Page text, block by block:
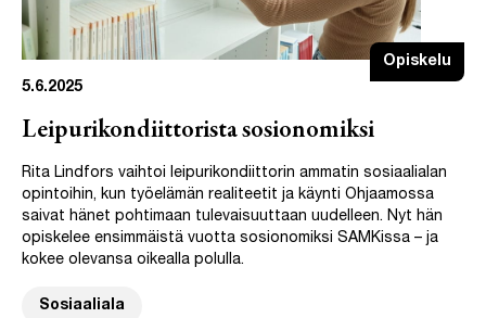
Opiskelu
5.6.2025
Leipurikondiittorista sosionomiksi
Rita Lindfors vaihtoi leipurikondiittorin ammatin sosiaalialan
opintoihin, kun työelämän realiteetit ja käynti Ohjaamossa
saivat hänet pohtimaan tulevaisuuttaan uudelleen. Nyt hän
opiskelee ensimmäistä vuotta sosionomiksi SAMKissa – ja
kokee olevansa oikealla polulla.
Sosiaaliala